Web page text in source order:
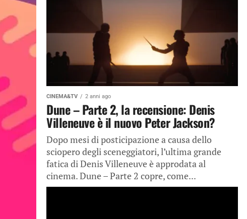
CINEMA&TV 2 anni ago
Dune – Parte 2, la recensione: Denis
Villeneuve è il nuovo Peter Jackson?
Dopo mesi di posticipazione a causa dello
sciopero degli sceneggiatori, l’ultima grande
fatica di Denis Villeneuve è approdata al
cinema. Dune – Parte 2 copre, come...